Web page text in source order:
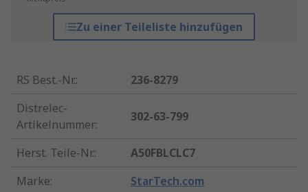
Zu einer Teileliste hinzufügen
RS Best.-Nr.:
236-8279
Distrelec-
Artikelnummer:
302-63-799
Herst. Teile-Nr.:
A50FBLCLC7
Marke: StarTech.com